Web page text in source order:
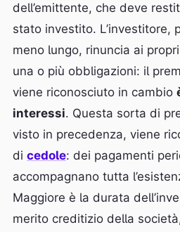
dell’emittente, che deve
stato investito. L’investitore,
meno lungo, rinuncia ai
una o più obbligazioni: il
viene riconosciuto in cambio
interessi. Questa sorta di
visto in precedenza, viene
di cedole: dei pagamenti
accompagnano tutta
Maggiore è la durata
merito creditizio della